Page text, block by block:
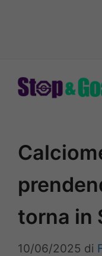
torna in
10/06/2025 di